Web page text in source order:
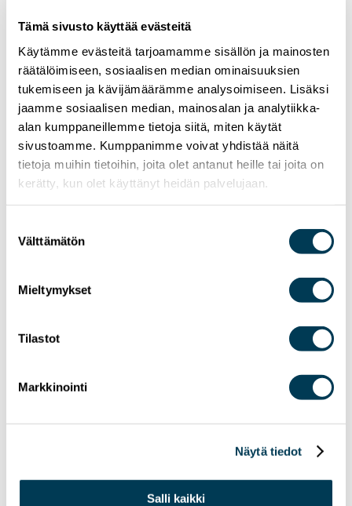
Tämä sivusto käyttää evästeitä
Käytämme evästeitä tarjoamamme sisällön ja mainosten
räätälöimiseen, sosiaalisen median ominaisuuksien
tukemiseen ja kävijämäärämme analysoimiseen. Lisäksi
jaamme sosiaalisen median, mainosalan ja analytiikka-
alan kumppaneillemme tietoja siitä, miten käytät
sivustoamme. Kumppanimme voivat yhdistää näitä
tietoja muihin tietoihin, joita olet antanut heille tai joita on
kerätty, kun olet käyttänyt heidän palvelujaan.
valinta
Välttämätön
Mieltymykset
Tilastot
Markkinointi
Näytä tiedot
Salli kaikki
kuulumisen. Samoin se on perinteisille lehtitaloille
keino välittää laadukas journalisminsa yhä
nopeammin yhä laajemmalle lukijakunnalle.
Yhdysvaltalaista laatujulkaisua lainatakseni
”demokratia kuolee pimeydessä”. Samoin se voi
kompastua väärän ja valheellisen tiedon verkossa.
Mutta ainoastaan, jos annamme sen tapahtua.
DIGI